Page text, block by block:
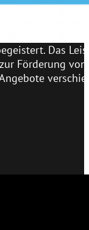
Das
Förderung